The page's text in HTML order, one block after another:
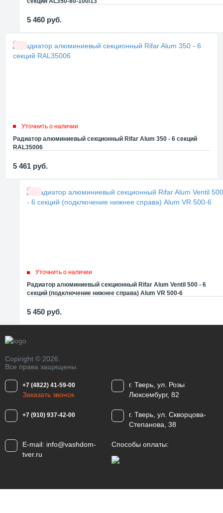
5 460 руб.
Уточнить о наличии
Радиатор алюминиевый секционный Rifar Alum 350 - 6 секций
RAL35006
5 461 руб.
Уточнить о наличии
Радиатор алюминиевый секционный Rifar Alum Ventil 500 - 6
секций (подключение нижнее справа) Alum VR 500-6
5 450 руб.
Copiright © 2026.
Все права защищены.
+7 (4822) 41-59-00
Заказать звонок
г. Тверь, ул. Розы
Люксембург, 82
+7 (910) 937-42-00
г. Тверь, ул. Скворцова-
Степанова, 38
E-mail: info@vashdom-
tver.ru
Способы оплаты: